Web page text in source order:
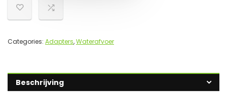
Categories: Adapters,Waterafvoer
Beschrijving